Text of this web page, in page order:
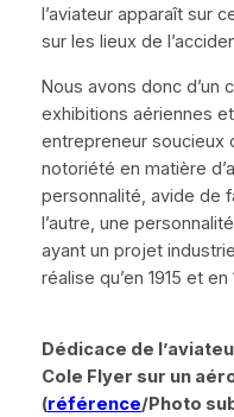
l’aviateur apparaît sur
sur les lieux de
Nous avons donc d’un
exhibitions aériennes
entrepreneur soucieux
notoriété en matière
personnalité, avide de
l’autre, une
ayant un projet
réalise qu’en 1915 et en
Dédicace de
Cole Flyer sur un
(référence/Photo